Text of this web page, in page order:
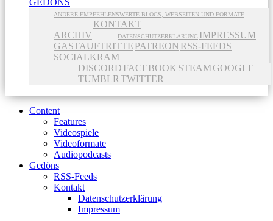
GEDÖNS
ANDERE EMPFEHLENSWERTE BLOGS, WEBSEITEN UND FORMATE
ARCHIV
KONTAKT
DATENSCHUTZERKLÄRUNG IMPRESSUM
GASTAUFTRITTE PATREON RSS-FEEDS
SOCIALKRAM
DISCORD FACEBOOK STEAMGOOGLE+
TUMBLR TWITTER
Content
Features
Videospiele
Videoformate
Audiopodcasts
Gedöns
RSS-Feeds
Kontakt
Datenschutzerklärung
Impressum